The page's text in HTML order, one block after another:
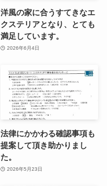
洋風の家に合うすてきなエ
クステリアとなり、とても
満足しています。
2026年6月4日
法律にかかわる確認事項も
提案して頂き助かりまし
た。
2026年5月23日